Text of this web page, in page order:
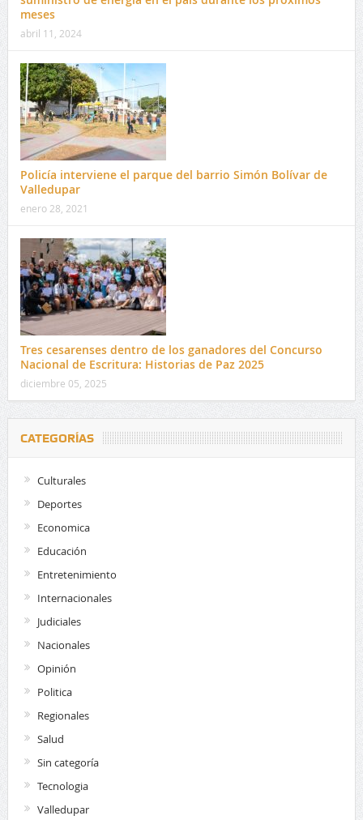
meses
abril 11, 2024
Policía interviene el parque del barrio Simón Bolívar de
Valledupar
enero 28, 2021
Tres cesarenses dentro de los ganadores del Concurso
Nacional de Escritura: Historias de Paz 2025
diciembre 05, 2025
CATEGORÍAS
Culturales
Deportes
Economica
Educación
Entretenimiento
Internacionales
Judiciales
Nacionales
Opinión
Politica
Regionales
Salud
Sin categoría
Tecnologia
Valledupar